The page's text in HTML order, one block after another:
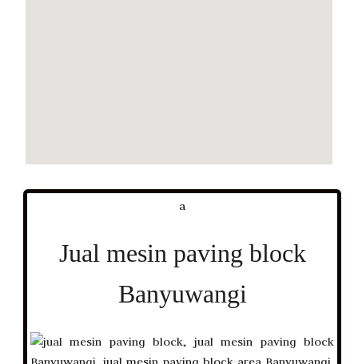
a
Jual mesin paving block
Banyuwangi